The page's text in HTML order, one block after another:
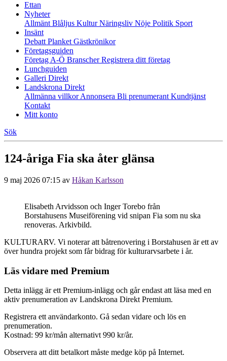
Ettan
Nyheter
Allmänt Blåljus KulturNäringsliv Nöje Politik Sport
Insänt
Debatt Planket Gästkrönikor
Företagsguiden
Företag A-Ö BranscherRegistrera ditt företag
Lunchguiden
Galleri Direkt
Landskrona Direkt
Allmänna villkorAnnonsera Bli prenumerant Kundtjänst
Kontakt
Mitt konto
Sök
124-åriga Fia ska åter glänsa
9 maj 2026 07:15 av Håkan Karlsson
Elisabeth Arvidsson och Inger Torebo från
Borstahusens Museiförening vid snipan Fia som nu ska
renoveras. Arkivbild.
KULTURARV. Vi noterar att båtrenovering i Borstahusen är ett av
över hundra projekt som får bidrag för kulturarvsarbete i år.
Läs vidare med Premium
Detta inlägg är ett Premium-inlägg och går endast att läsa med en
aktiv prenumeration av Landskrona Direkt Premium.
Registrera ett användarkonto. Gå sedan vidare och lös en
prenumeration.
Kostnad: 99 kr/mån alternativt 990 kr/år.
Observera att ditt betalkort måste medge köp på Internet.